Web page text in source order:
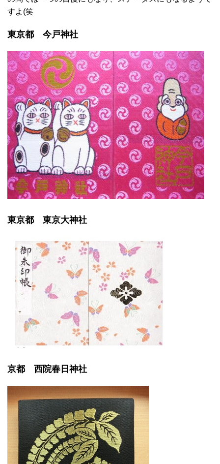
すよ(笑
東京都 今戸神社
東京都 東京大神社
京都 西院春日神社